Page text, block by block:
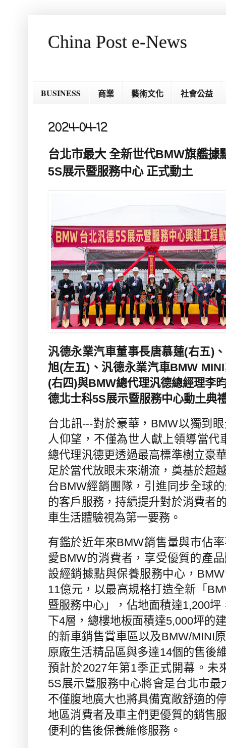
China Post e-News
BUSINESS 商業 藝術文化 社會公益
2024-04-12
台北市最大 全新世代BMW旗艦據
5S展示暨服務中心 正式動土
汎德永業汽車董事長唐慕蓮(右五)
旭(左五)、汎德永業汽車BMW
(右四)與BMW總代理汎德總經理李
德北士科5S展示暨服務中心動土典
台北訊---對於豪華，BMW以獨到
人仰望，不僅為世人獻上領導當代
總代理汎德更透過最高標準樹立豪
足於當代放眼未來潮流，奠基於超
台BMW經銷團隊，引進同步全球
的客戶服務，持續提升對於消費者
車生活體驗視為第一要務。
有鑑於近年來BMW銷售量與市佔
愛BMW的消費者，享受優質的產
設經銷據點與保養服務中心，
11億元，以最高規格打造全新「
暨服務中心」，佔地面積達1,200
下4層，總樓地板面積達5,000坪的
的新車銷售賞車區以及BMW/MINI
原廠生活精品區與多達14個的售後
預計於2027年第1季正式開幕。未
5S展示暨服務中心將會是台北市
不僅腹地廣大也將具備寬敞舒適的
地區消費者及車主們更優質的銷售
便利的售後保養維修服務。